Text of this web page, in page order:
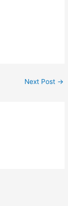
Next Post →